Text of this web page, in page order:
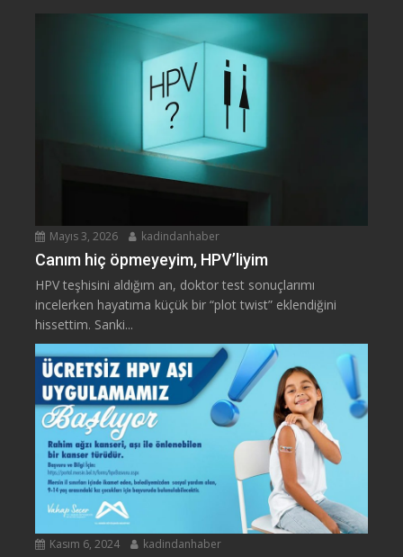
Mayıs 3, 2026 kadindanhaber
Canım hiç öpmeyeyim, HPV’liyim
HPV teşhisini aldığım an, doktor test sonuçlarımı
incelerken hayatıma küçük bir “plot twist” eklendiğini
hissettim. Sanki...
Kasım 6, 2024 kadindanhaber